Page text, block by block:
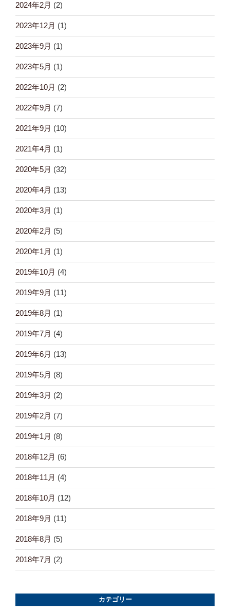
2024年2月 (2)
2023年12月 (1)
2023年9月 (1)
2023年5月 (1)
2022年10月 (2)
2022年9月 (7)
2021年9月 (10)
2021年4月 (1)
2020年5月 (32)
2020年4月 (13)
2020年3月 (1)
2020年2月 (5)
2020年1月 (1)
2019年10月 (4)
2019年9月 (11)
2019年8月 (1)
2019年7月 (4)
2019年6月 (13)
2019年5月 (8)
2019年3月 (2)
2019年2月 (7)
2019年1月 (8)
2018年12月 (6)
2018年11月 (4)
2018年10月 (12)
2018年9月 (11)
2018年8月 (5)
2018年7月 (2)
カテゴリー